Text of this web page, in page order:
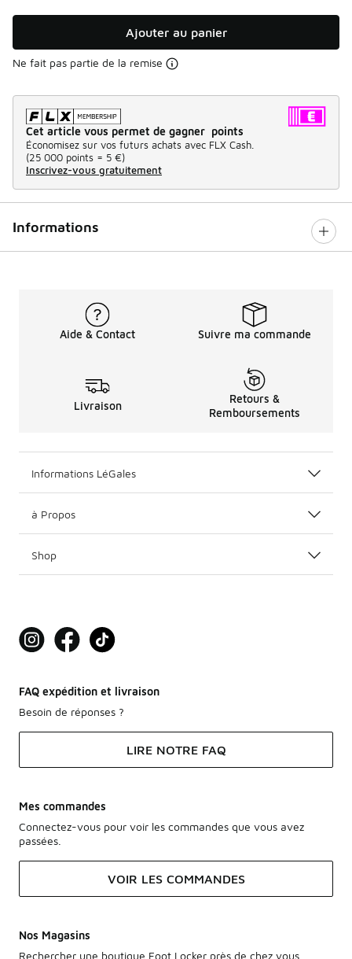
Ajouter au panier
Ne fait pas partie de la remise
Cet article vous permet de gagner points
Économisez sur vos futurs achats avec FLX Cash.
(25 000 points = 5 €)
Inscrivez-vous gratuitement
Informations
Aide & Contact Suivre ma commande
Livraison
Retours &
Remboursements
Informations LéGales
à Propos
Shop
FAQ expédition et livraison
Besoin de réponses ?
LIRE NOTRE FAQ
Mes commandes
Connectez-vous pour voir les commandes que vous avez
passées.
VOIR LES COMMANDES
Nos Magasins
Rechercher une boutique Foot Locker près de chez vous.